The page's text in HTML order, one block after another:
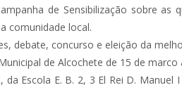
e deveres
Fotos exposição “A última
gota” 2019/2020
Comemoração do Dia dos
Direitos Humanos
2020/2021
de Sensibilização sobre
comunidade local.
debate, concurso e eleição da
de Alcochete de 15 de
Escola E. B. 2, 3 El Rei D.